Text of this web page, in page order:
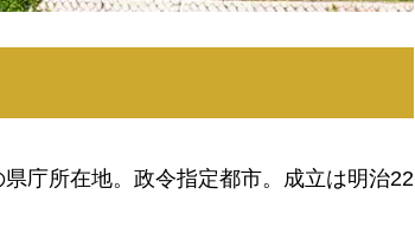
庁所在地。政令指定都市。成立は明治22